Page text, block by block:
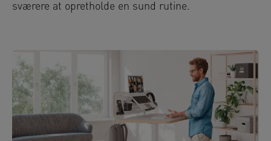
sværere at opretholde en sund rutine.